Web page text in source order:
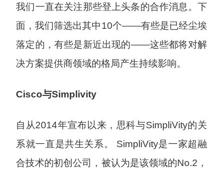
我们一直在关注那些登上头条的合作消息。下
面，我们筛选出其中10个——有些是已经尘埃
落定的，有些是新近出现的——这些都将对解
决方案提供商领域的格局产生持续影响。
Cisco与Simplivity
自从2014年宣布以来，思科与SimpliVity的关
系就一直是共生关系。 SimpliVity是一家超融
合技术的初创公司，被认为是该领域的No.2，